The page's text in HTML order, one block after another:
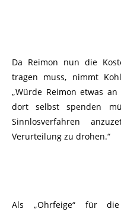
Da Reimon nun die
tragen muss, nimmt
„Würde Reimon etwas
dort selbst spenden
Sinnlosverfahren
Verurteilung zu drohen.“
Als „Ohrfeige“ für